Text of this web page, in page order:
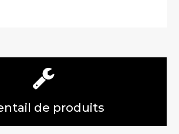
de produits